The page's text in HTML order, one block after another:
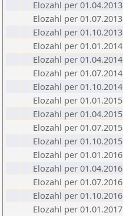
Elozahl per 01.04.2013
Elozahl per 01.07.2013
Elozahl per 01.10.2013
Elozahl per 01.01.2014
Elozahl per 01.04.2014
Elozahl per 01.07.2014
Elozahl per 01.10.2014
Elozahl per 01.01.2015
Elozahl per 01.04.2015
Elozahl per 01.07.2015
Elozahl per 01.10.2015
Elozahl per 01.01.2016
Elozahl per 01.04.2016
Elozahl per 01.07.2016
Elozahl per 01.10.2016
Elozahl per 01.01.2017